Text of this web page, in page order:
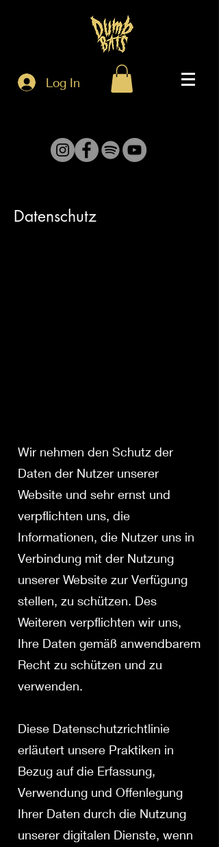
Log In
Datenschutz
Wir nehmen den Schutz der
Daten der Nutzer unserer
Website und sehr ernst und
verpflichten uns, die
Informationen, die Nutzer uns in
Verbindung mit der Nutzung
unserer Website zur Verfügung
stellen, zu schützen. Des
Weiteren verpflichten wir uns,
Ihre Daten gemäß anwendbarem
Recht zu schützen und zu
verwenden.
Diese Datenschutzrichtlinie
erläutert unsere Praktiken in
Bezug auf die Erfassung,
Verwendung und Offenlegung
Ihrer Daten durch die Nutzung
unserer digitalen Dienste, wenn